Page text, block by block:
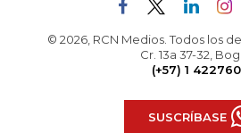
© 2026, RCN Medios. Todos los
Cr. 13a 37-32,
(+57) 1
SUSCRÍBASE